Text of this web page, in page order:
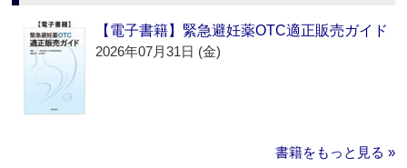
【電子書籍】緊急避妊薬OTC適正販売ガイド
2026年07月31日 (金)
書籍をもっと見る »